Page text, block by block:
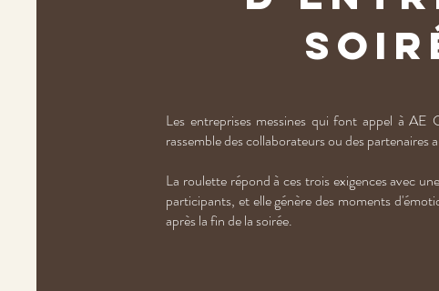
Les entreprises messines qui font appel à
rassemble des collaborateurs ou des
La roulette répond à ces trois exigences avec
participants, et elle génère des moments
après la fin de la soirée.